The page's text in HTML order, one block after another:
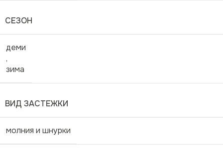
СЕЗОН
деми
,
зима
ВИД ЗАСТЕЖКИ
молния и шнурки